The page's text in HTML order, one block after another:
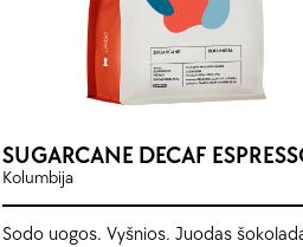
SUGARCANE DECAF
Kolumbija
Sodo uogos. Vyšnios. Juodas